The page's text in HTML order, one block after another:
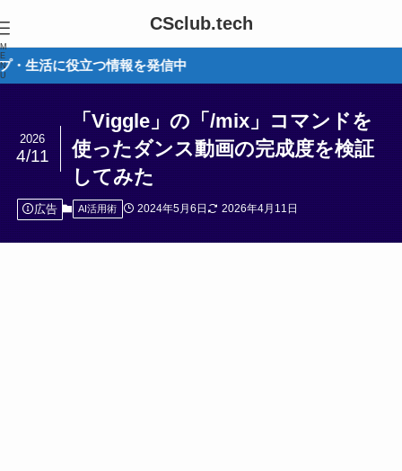
CSclub.tech
M
E
N
U
つ情報を発信中
「Viggle」の「/mix」コマンドを
使ったダンス動画の完成度を検証
してみた
2026
4/11
広告 AI活用術 2024年5月6日 2026年4月11日